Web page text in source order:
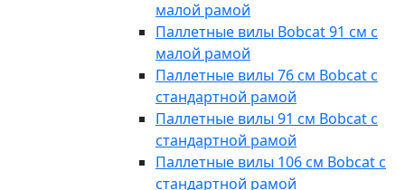
малой рамой
Паллетные вилы Bobcat 91 см с
малой рамой
Паллетные вилы 76 см Bobcat с
стандартной рамой
Паллетные вилы 91 см Bobcat с
стандартной рамой
Паллетные вилы 106 см Bobcat с
стандартной рамой